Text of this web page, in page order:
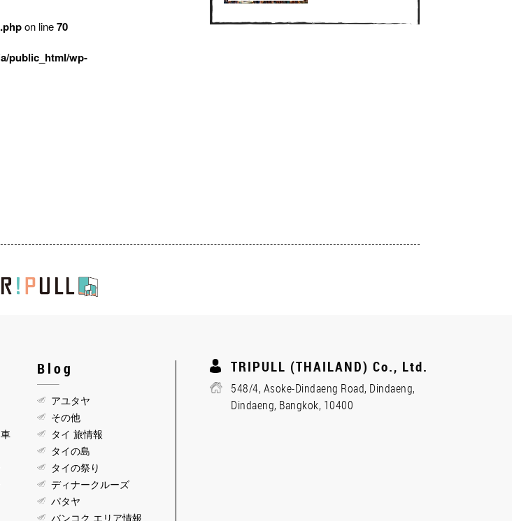
on line70
public_html/wp-
Blog
アユタヤ
その他
タイ 旅情報
タイの島
タイの祭り
ディナークルーズ
パタヤ
バンコク エリア情報
TRIPULL (THAILAND) Co., Ltd.
548/4, Asoke-Dindaeng Road, Dindaeng,
Dindaeng, Bangkok, 10400